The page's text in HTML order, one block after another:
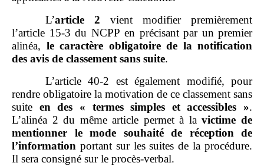
L’article 2 vient modifier premièrement
l’article 15‑3 du NCPP en précisant par un premier
alinéa, le caractère obligatoire de la notification
des avis de classement sans suite.
L’article 40‑2 est également modifié, pour
rendre obligatoire la motivation de ce classement sans
suite en des « termes simples et accessibles ».
L’alinéa 2 du même article permet à lavictime de
mentionner le mode souhaité de réception de
l’information portant sur les suites de la procédure.
Il sera consigné sur le procès‑verbal.